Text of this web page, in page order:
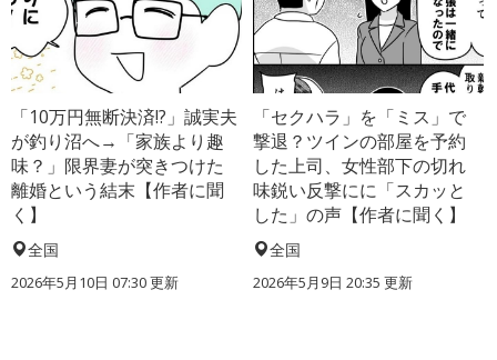
「10万円無断決済!?」誠実夫
が釣り沼へ→「家族より趣
味？」限界妻が突きつけた
離婚という結末【作者に聞
く】
全国
2026年5月10日 07:30 更新
「セクハラ」を「ミス」で
撃退？ツインの部屋を予約
した上司、女性部下の切れ
味鋭い反撃にに「スカッと
した」の声【作者に聞く】
全国
2026年5月9日 20:35 更新